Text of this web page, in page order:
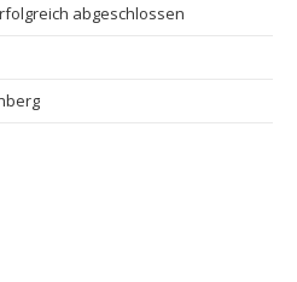
abgeschlossen